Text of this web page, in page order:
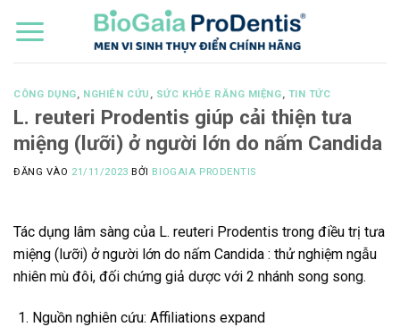
qua
CÔNG DỤNG, NGHIÊN CỨU , SỨC KHỎE RĂNG MIỆNG, TIN TỨC
L. reuteri Prodentis giúp cải thiện tưa
miệng (lưỡi) ở người lớn do nấm Candida
ĐĂNG VÀO 21/11/2023 BỞI BIOGAIA PRODENTIS
Tác dụng lâm sàng của L. reuteri Prodentis trong điều trị tưa
miệng (lưỡi) ở người lớn do nấm Candida : thử nghiệm ngẫu
nhiên mù đôi, đối chứng giả dược với 2 nhánh song song.
Nguồn nghiên cứu: Affiliations expand